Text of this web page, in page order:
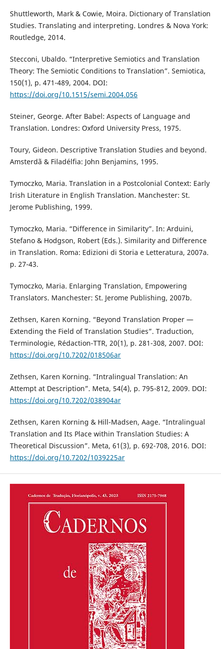
Shuttleworth, Mark & Cowie, Moira. Dictionary of Translation
Studies. Translating and interpreting. Londres & Nova York:
Routledge, 2014.
Stecconi, Ubaldo. “Interpretive Semiotics and Translation
Theory: The Semiotic Conditions to Translation”. Semiotica,
150(1), p. 471-489, 2004. DOI:
https://doi.org/10.1515/semi.2004.056
Steiner, George. After Babel: Aspects of Language and
Translation. Londres: Oxford University Press, 1975.
Toury, Gideon. Descriptive Translation Studies and beyond.
Amsterdã & Filadélfia: John Benjamins, 1995.
Tymoczko, Maria. Translation in a Postcolonial Context: Early
Irish Literature in English Translation. Manchester: St.
Jerome Publishing, 1999.
Tymoczko, Maria. “Difference in Similarity”. In: Arduini,
Stefano & Hodgson, Robert (Eds.). Similarity and Difference
in Translation. Roma: Edizioni di Storia e Letteratura, 2007a.
p. 27-43.
Tymoczko, Maria. Enlarging Translation, Empowering
Translators. Manchester: St. Jerome Publishing, 2007b.
Zethsen, Karen Korning. “Beyond Translation Proper —
Extending the Field of Translation Studies”. Traduction,
Terminologie, Rédaction-TTR, 20(1), p. 281-308, 2007. DOI:
https://doi.org/10.7202/018506ar
Zethsen, Karen Korning. “Intralingual Translation: An
Attempt at Description”. Meta, 54(4), p. 795-812, 2009. DOI:
https://doi.org/10.7202/038904ar
Zethsen, Karen Korning & Hill-Madsen, Aage. “Intralingual
Translation and Its Place within Translation Studies: A
Theoretical Discussion”. Meta, 61(3), p. 692-708, 2016. DOI:
https://doi.org/10.7202/1039225ar